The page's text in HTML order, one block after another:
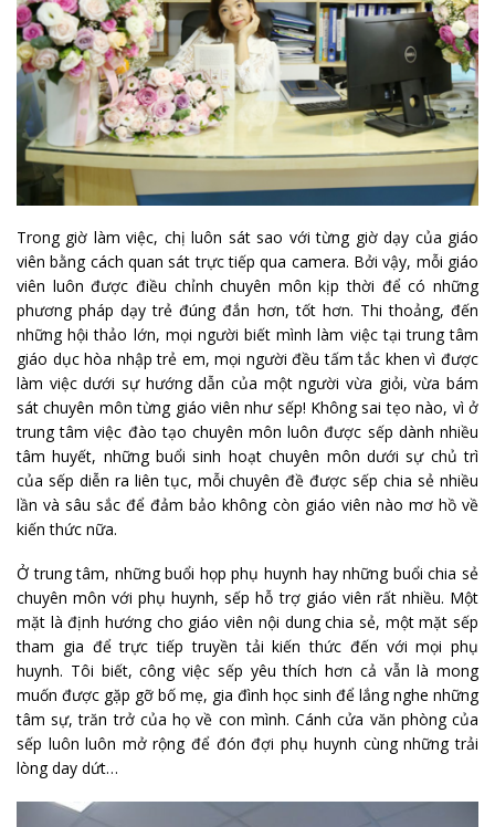
Trong giờ làm việc, chị luôn sát sao với từng giờ dạy của giáo
viên bằng cách quan sát trực tiếp qua camera. Bởi vậy, mỗi giáo
viên luôn được điều chỉnh chuyên môn kịp thời để có những
phương pháp dạy trẻ đúng đắn hơn, tốt hơn. Thi thoảng, đến
những hội thảo lớn, mọi người biết mình làm việc tại trung tâm
giáo dục hòa nhập trẻ em, mọi người đều tấm tắc khen vì được
làm việc dưới sự hướng dẫn của một người vừa giỏi, vừa bám
sát chuyên môn từng giáo viên như sếp! Không sai tẹo nào, vì ở
trung tâm việc đào tạo chuyên môn luôn được sếp dành nhiều
tâm huyết, những buổi sinh hoạt chuyên môn dưới sự chủ trì
của sếp diễn ra liên tục, mỗi chuyên đề được sếp chia sẻ nhiều
lần và sâu sắc để đảm bảo không còn giáo viên nào mơ hồ về
kiến thức nữa.
Ở trung tâm, những buổi họp phụ huynh hay những buổi chia sẻ
chuyên môn với phụ huynh, sếp hỗ trợ giáo viên rất nhiều. Một
mặt là định hướng cho giáo viên nội dung chia sẻ, một mặt sếp
tham gia để trực tiếp truyền tải kiến thức đến với mọi phụ
huynh. Tôi biết, công việc sếp yêu thích hơn cả vẫn là mong
muốn được gặp gỡ bố mẹ, gia đình học sinh để lắng nghe những
tâm sự, trăn trở của họ về con mình. Cánh cửa văn phòng của
sếp luôn luôn mở rộng để đón đợi phụ huynh cùng những trải
lòng day dứt…